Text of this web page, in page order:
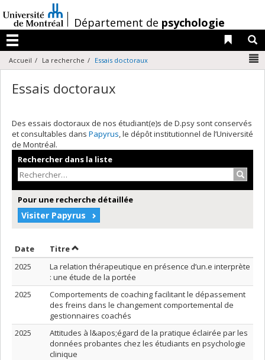
au
contenu
/Département de psychologie
Menu
Liens
Accueil La recherche Essais doctoraux
Essais doctoraux
Des essais doctoraux de nos étudiant(e)s de D.psy sont conservés
et consultables dans Papyrus, le dépôt institutionnel de l’Université
de Montréal.
Rechercher dans la liste
Pour une recherche détaillée
Visiter Papyrus
Date Trier par date en ordre croissant
TitreTrier par titre en ordre croissant
2025
La relation thérapeutique en présence d’un.e interprète
: une étude de la portée
2025
Comportements de coaching facilitant le dépassement
des freins dans le changement comportemental de
gestionnaires coachés
2025
Attitudes à l&apos;égard de la pratique éclairée par les
données probantes chez les étudiants en psychologie
clinique